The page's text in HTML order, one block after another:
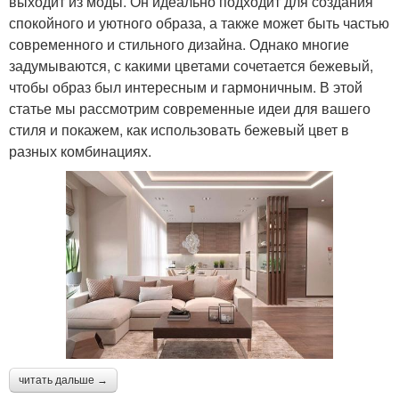
спокойного и уютного образа, а также может быть частью
современного и стильного дизайна. Однако многие
задумываются, с какими цветами сочетается бежевый,
чтобы образ был интересным и гармоничным. В этой
статье мы рассмотрим современные идеи для вашего
стиля и покажем, как использовать бежевый цвет в
разных комбинациях.
читать дальше →